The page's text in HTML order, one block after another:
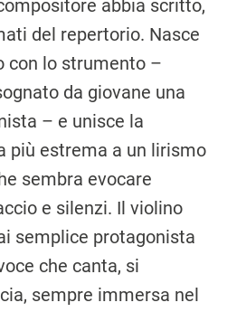
abbia scritto,
del repertorio. Nasce
con lo strumento –
da giovane una
– e unisce la
più estrema a un lirismo
sembra evocare
e silenzi. Il violino
semplice protagonista
che canta, si
sempre immersa nel